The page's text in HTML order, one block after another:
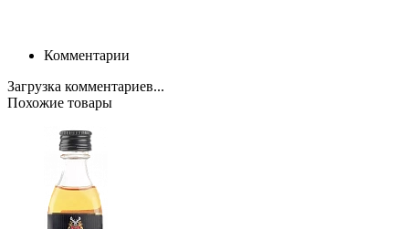
Комментарии
Загрузка комментариев...
Похожие товары